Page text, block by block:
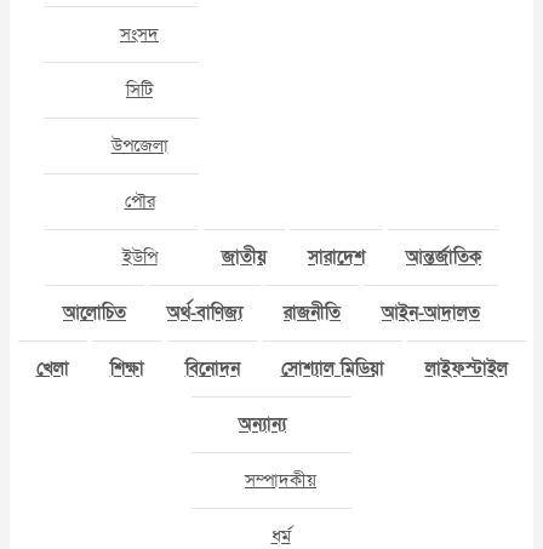
সংসদ
সিটি
উপজেলা
পৌর
ইউপি জাতীয় সারাদেশ আন্তর্জাতিক
আলোচিত অর্থ-বাণিজ্য রাজনীতি আইন-আদালত
খেলা শিক্ষা বিনোদন সোশ্যাল মিডিয়া লাইফস্টাইল
অন্যান্য
সম্পাদকীয়
ধর্ম